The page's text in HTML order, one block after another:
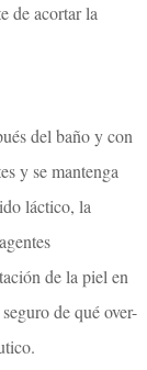
de acortar la
del baño y con
y se mantenga
láctico, la
de la piel en
de qué over-